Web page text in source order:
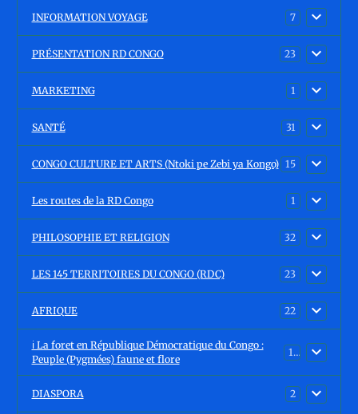
INFORMATION VOYAGE 7
PRÉSENTATION RD CONGO 23
MARKETING 1
SANTÉ 31
CONGO CULTURE ET ARTS (Ntoki pe Zebi ya Kongo) 15
Les routes de la RD Congo 1
PHILOSOPHIE ET RELIGION 32
LES 145 TERRITOIRES DU CONGO (RDC) 23
AFRIQUE 22
ℹ️ La foret en République Démocratique du Congo :
Peuple (Pygmées) faune et flore
15
DIASPORA 2